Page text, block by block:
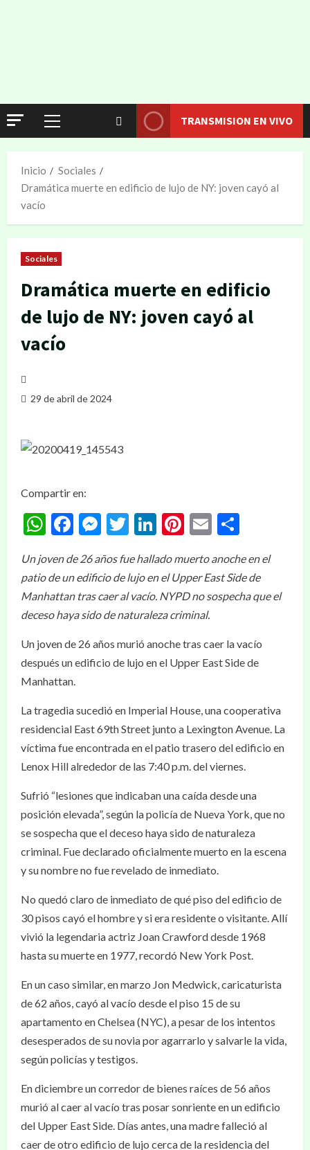
TRANSMISION EN VIVO
Inicio
Sociales
Dramática muerte en edificio de lujo de NY: joven cayó al
vacío
Sociales
Dramática muerte en edificio
de lujo de NY: joven cayó al
vacío
29 de abril de 2024
Compartir en:
WhatsApp
Facebook
Messenger
Twitter
LinkedIn
Pinterest
Email
Un joven de 26 años fue hallado muerto anoche en el
patio de un edificio de lujo en el Upper East Side de
Manhattan tras caer al vacío. NYPD no sospecha que el
deceso haya sido de naturaleza criminal.
Un joven de 26 años murió anoche tras caer la vacío
después un edificio de lujo en el Upper East Side de
Manhattan.
La tragedia sucedió en Imperial House, una cooperativa
residencial East 69th Street junto a Lexington Avenue. La
víctima fue encontrada en el patio trasero del edificio en
Lenox Hill alrededor de las 7:40 p.m. del viernes.
Sufrió “lesiones que indicaban una caída desde una
posición elevada”, según la policía de Nueva York, que no
se sospecha que el deceso haya sido de naturaleza
criminal. Fue declarado oficialmente muerto en la escena
y su nombre no fue revelado de inmediato.
No quedó claro de inmediato de qué piso del edificio de
30 pisos cayó el hombre y si era residente o visitante. Allí
vivió la legendaria actriz Joan Crawford desde 1968
hasta su muerte en 1977, recordó New York Post.
En un caso similar, en marzo Jon Medwick, caricaturista
de 62 años, cayó al vacío desde el piso 15 de su
apartamento en Chelsea (NYC), a pesar de los intentos
desesperados de su novia por agarrarlo y salvarle la vida,
según policías y testigos.
En diciembre un corredor de bienes raíces de 56 años
murió al caer al vacío tras posar sonriente en un edificio
del Upper East Side. Días antes, una madre falleció al
caer de otro edificio de lujo cerca de la residencia del